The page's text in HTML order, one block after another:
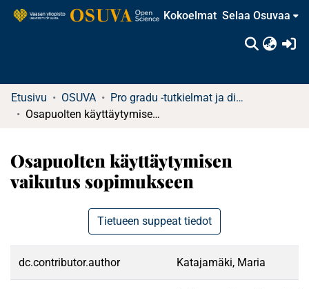
Kokoelmat Selaa Osuvaa
Etusivu OSUVA
Pro gradu -tutkielmat ja diplomityöt (rajattu saatavuus)
Osapuolten käyttäytymisen vaikutus sopimukseen
Osapuolten käyttäytymisen
vaikutus sopimukseen
Tietueen suppeat tiedot
dc.contributor.author Katajamäki, Maria